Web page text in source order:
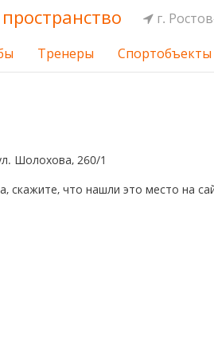
г.
Тренеры Спортобъекты
Шолохова, 260/1
скажите, что нашли это место на